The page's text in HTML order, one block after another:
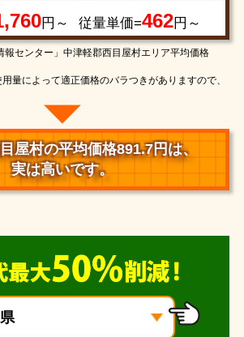
円～ 従量単価=462円～
センター」中津軽郡西目屋村エリア平均価格
量によって適正価格のバラつきがありますので、
屋村の平均価格891.7円は、
実は高いです。